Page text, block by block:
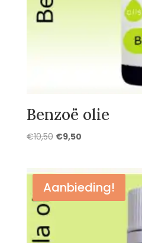
Benzoë olie
€10,50 Oorspronkelijke
€10,50.
€9,50Huidige
€9,50.
Aanbieding!